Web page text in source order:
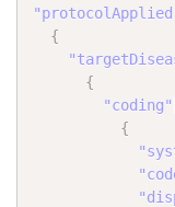
{
{
"coding"
{